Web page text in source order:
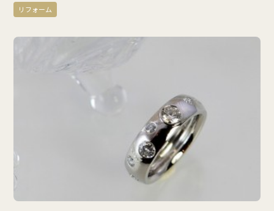
リフォーム